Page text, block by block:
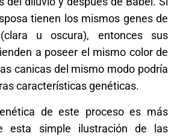
tienen los mismos genes de
u oscura), entonces sus
a poseer el mismo color de
canicas del mismo modo podría
características genéticas.
de este proceso es más
esta simple ilustración de las